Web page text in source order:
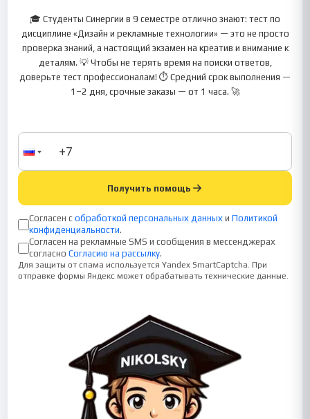
🎓 Студенты Синергии в 9 семестре отлично знают: тест по
дисциплине «Дизайн и рекламные технологии» — это не просто
проверка знаний, а настоящий экзамен на креатив и внимание к
деталям. 💡 Чтобы не терять время на поиски ответов,
доверьте тест профессионалам! ⏱ Средний срок выполнения —
1–2 дня, срочные заказы — от 1 часа. 🚀
Получить помощь
Согласен с обработкой персональных данных и Политикой
конфиденциальности.
Согласен на рекламные SMS и сообщения в мессенджерах
согласно Согласию на рассылку.
Для защиты от спама используется Yandex SmartCaptcha. При
отправке формы Яндекс может обрабатывать технические данные.